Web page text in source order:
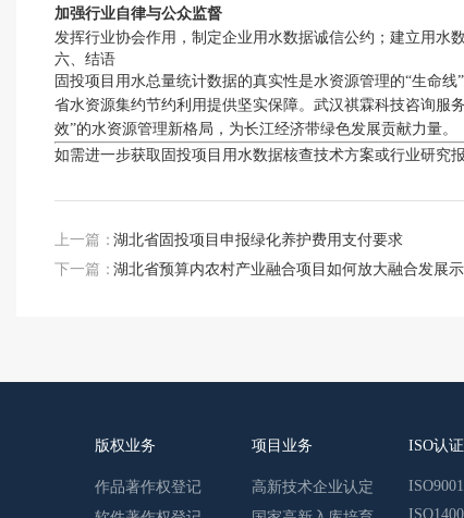
加强行业自律与公众监督
发挥行业协会作用，制定企业用水数据诚信公约；建立用水
六、结语
固投项目用水总量统计数据的真实性是水资源管理的“生命
省水资源集约节约利用提供坚实保障。武汉祺霖科技咨询服
效”的水资源管理新格局，为长江经济带绿色发展贡献力量。
如需进一步获取固投项目用水数据核查技术方案或行业研究
上一篇：湖北省固投项目申报绿化养护费用支付要求
下一篇：湖北省预算内农村产业融合项目如何放大融合发展
版权业务
作品著作权登记
项目业务
高新技术企业认定
ISO认证
ISO9001